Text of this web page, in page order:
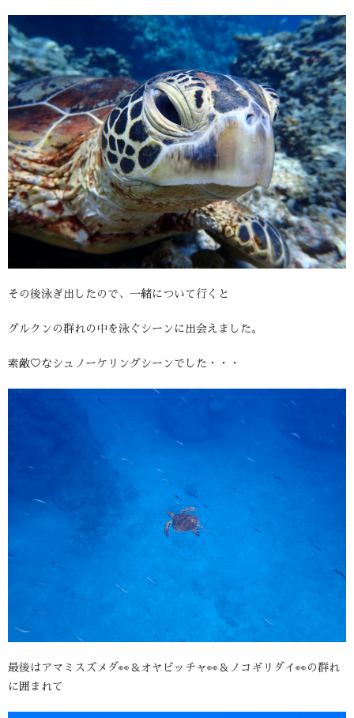
その後泳ぎ出したので、一緒について行くと
グルクンの群れの中を泳ぐシーンに出会えました。
素敵♡なシュノーケリングシーンでした・・・
最後はアマミスズメダ👀＆オヤビッチャ👀＆ノコギリダイ👀の群れ
に囲まれて